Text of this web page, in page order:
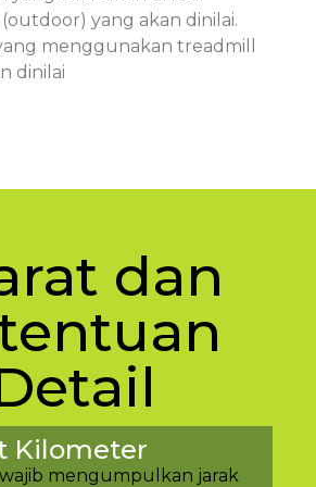
yang akan dinilai.
menggunakan treadmill
dinilai
dan
Kilometer
mengumpulkan jarak